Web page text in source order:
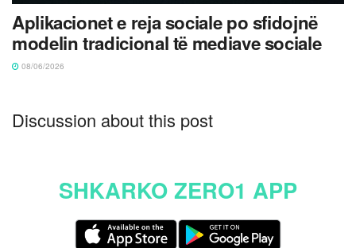
Aplikacionet e reja sociale po sfidojnë
modelin tradicional të mediave sociale
08/06/2026
Discussion about this post
SHKARKO ZERO1 APP